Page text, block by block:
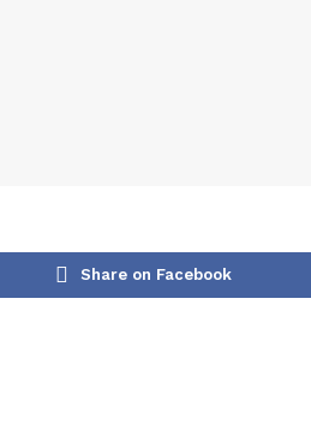
Share on Facebook